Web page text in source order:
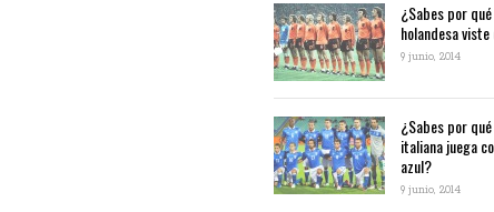
​¿Sabes por
holandesa
9 junio, 2014
¿Sabes por
italiana juega
azul?
9 junio, 2014